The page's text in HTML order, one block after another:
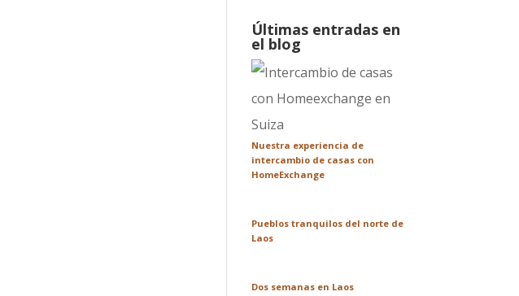
Últimas entradas en
el blog
Nuestra experiencia de
intercambio de casas con
HomeExchange
Pueblos tranquilos del norte de
Laos
Dos semanas en Laos